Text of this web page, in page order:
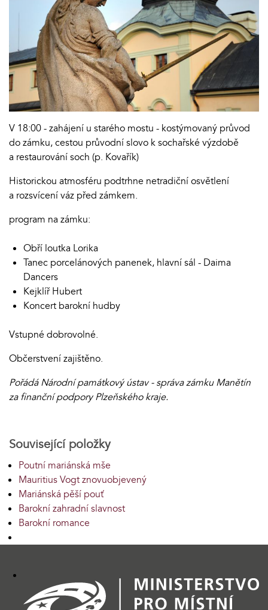
V 18:00 - zahájení u starého mostu - kostýmovaný průvod
do zámku, cestou průvodní slovo k sochařské výzdobě
a restaurování soch (p. Kovařík)
Historickou atmosféru podtrhne netradiční osvětlení
a rozsvícení váz před zámkem.
program na zámku:
Obří loutka Lorika
Tanec porcelánových panenek, hlavní sál - Daima
Dancers
Kejklíř Hubert
Koncert barokní hudby
Vstupné dobrovolné.
Občerstvení zajištěno.
Pořádá Národní památkový ústav - správa zámku Manětín
za finanční podpory Plzeňského kraje.
Související položky
Poutní mariánská mše
Mauritius Vogt znovuobjevený
Mariánská pěší pouť
Barokní zahradní slavnost
Barokní romance